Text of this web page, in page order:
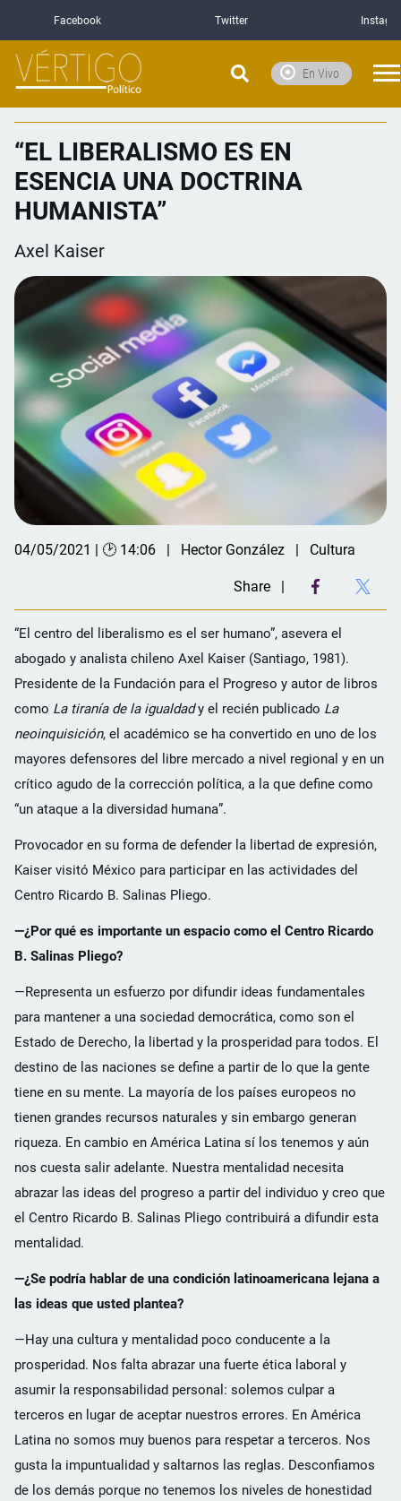
Facebook Twitter
En Vivo
“EL LIBERALISMO ES EN
ESENCIA UNA DOCTRINA
HUMANISTA”
Axel Kaiser
04/05/2021 | 🕑 14:06 Hector González Cultura
Share
“El centro del liberalismo es el ser humano”, asevera el
abogado y analista chileno Axel Kaiser (Santiago, 1981).
Presidente de la Fundación para el Progreso y autor de libros
como La tiranía de la igualdady el recién publicado La
neoinquisición, el académico se ha convertido en uno de los
mayores defensores del libre mercado a nivel regional y en un
crítico agudo de la corrección política, a la que define como
“un ataque a la diversidad humana”.
Provocador en su forma de defender la libertad de expresión,
Kaiser visitó México para participar en las actividades del
Centro Ricardo B. Salinas Pliego.
—¿Por qué es importante un espacio como el Centro Ricardo
B. Salinas Pliego?
—Representa un esfuerzo por difundir ideas fundamentales
para mantener a una sociedad democrática, como son el
Estado de Derecho, la libertad y la prosperidad para todos. El
destino de las naciones se define a partir de lo que la gente
tiene en su mente. La mayoría de los países europeos no
tienen grandes recursos naturales y sin embargo generan
riqueza. En cambio en América Latina sí los tenemos y aún
nos cuesta salir adelante. Nuestra mentalidad necesita
abrazar las ideas del progreso a partir del individuo y creo que
el Centro Ricardo B. Salinas Pliego contribuirá a difundir esta
mentalidad.
—¿Se podría hablar de una condición latinoamericana lejana a
las ideas que usted plantea?
—Hay una cultura y mentalidad poco conducente a la
prosperidad. Nos falta abrazar una fuerte ética laboral y
asumir la responsabilidad personal: solemos culpar a
terceros en lugar de aceptar nuestros errores. En América
Latina no somos muy buenos para respetar a terceros. Nos
gusta la impuntualidad y saltarnos las reglas. Desconfiamos
de los demás porque no tenemos los niveles de honestidad